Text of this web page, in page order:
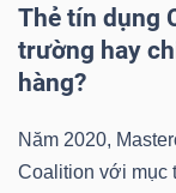
Thẻ tín dụng
trường hay
hàng?
Năm 2020,
Coalition với mục
Báo
cáo
tích
(-)